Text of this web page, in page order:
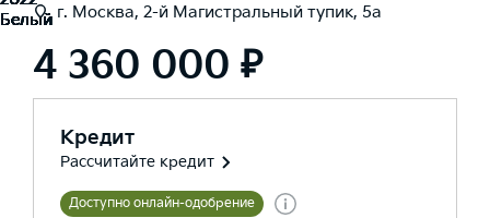
г. Москва, 2-й Магистральный тупик, 5а
4 360 000 ₽
Кредит
Рассчитайте кредит
Доступно онлайн-одобрение